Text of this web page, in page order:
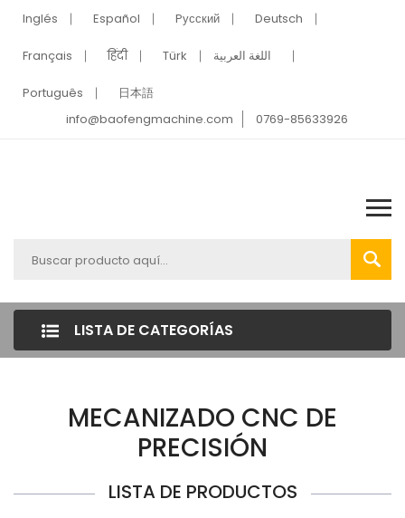
Inglés Español Pусский Deutsch
Français हिंदी Türk اللغة العربية
Português
日本語
info@baofengmachine.com
0769-85633926
LISTA DE CATEGORÍAS
MECANIZADO CNC DE
PRECISIÓN
LISTA DE PRODUCTOS